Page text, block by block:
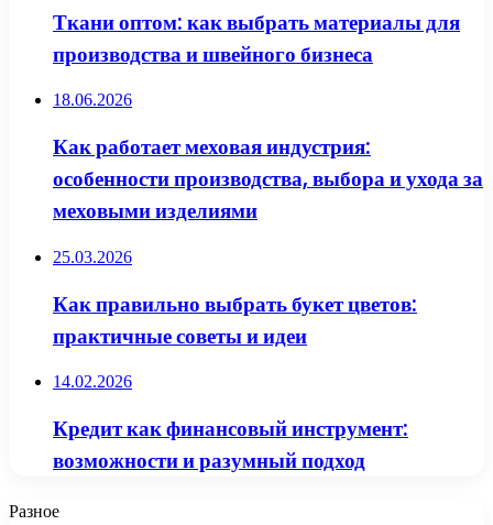
Ткани оптом: как выбрать материалы для
производства и швейного бизнеса
18.06.2026
Как работает меховая индустрия:
особенности производства, выбора и ухода за
меховыми изделиями
25.03.2026
Как правильно выбрать букет цветов:
практичные советы и идеи
14.02.2026
Кредит как финансовый инструмент:
возможности и разумный подход
Разное